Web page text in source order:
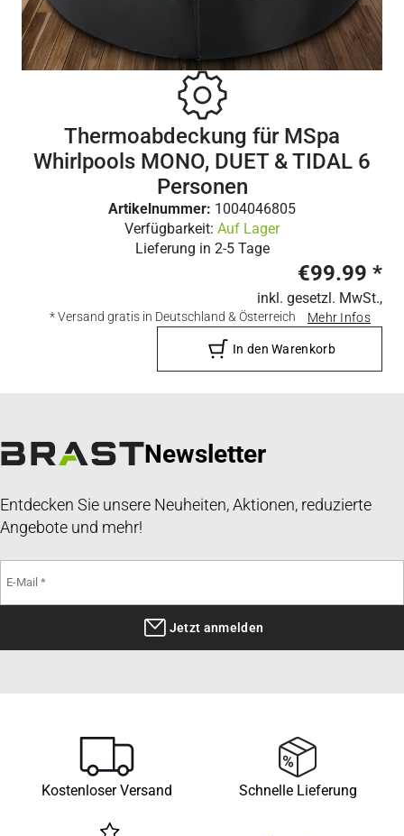
Thermoabdeckung für MSpa
Whirlpools MONO, DUET & TIDAL 6
Personen
Artikelnummer: 1004046805
Verfügbarkeit: Auf Lager
Lieferung in 2-5 Tage
€99.99 *
inkl. gesetzl. MwSt.,
* Versand gratis in Deutschland & Österreich Mehr Infos
In den Warenkorb
Newsletter
Entdecken Sie unsere Neuheiten, Aktionen, reduzierte
Angebote und mehr!
Jetzt anmelden
Kostenloser Versand Schnelle Lieferung